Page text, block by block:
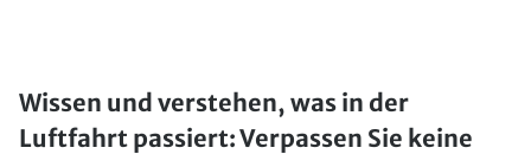
Wissen und verstehen, was in der
Luftfahrt passiert: Verpassen Sie keine